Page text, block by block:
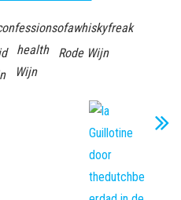
health
Rode Wijn
Wijn